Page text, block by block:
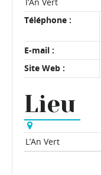
Téléphone :
E-mail :
Site Web :
Lieu
L’An Vert